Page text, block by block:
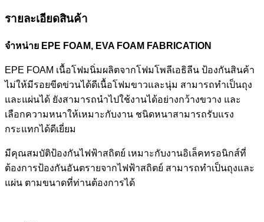
รายละเอียดสินค้า
จำหน่าย EPE FOAM, EVA FOAM FABRICATION
EPE FOAM เนื้อโฟมนิ่มผลิตจากโฟมโพลีเอธิลีน ป้องกันสินค้า
ไม่ให้มีรอยขีดข่วนได้ดีเนื้อโฟมขาวและนุ่ม สามารถทำเป็นถุง
และแผ่นได้ ยังสามารถนำไปใช้งานได้อย่างกว้างขวาง และ
เลือกความหนาให้เหมาะกับงาน ชนิดหนาสามารถรับแรง
กระแทกได้ดีเยี่ยม
มีคุณสมบัติป้องกันไฟฟ้าสถิตย์ เหมาะกับงานอิเล็คทรอนิกส์ที่
ต้องการป้องกันอันตรายจากไฟฟ้าสถิตย์ สามารถทำเป็นถุงและ
แผ่น ตามขนาดที่ท่านต้องการได้